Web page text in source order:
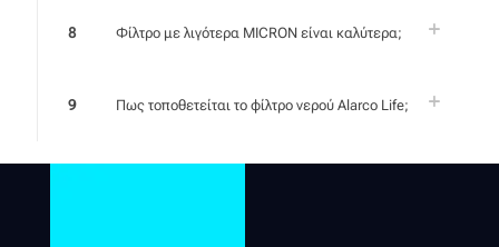
8 Φίλτρο με λιγότερα MICRON είναι καλύτερα;
9 Πως τοποθετείται το φίλτρο νερού Alarco Life;